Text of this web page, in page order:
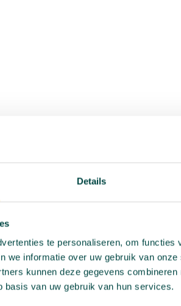
Details
te personaliseren, om functies
we informatie over uw gebruik van
kunnen deze gegevens
van uw gebruik van hun services.